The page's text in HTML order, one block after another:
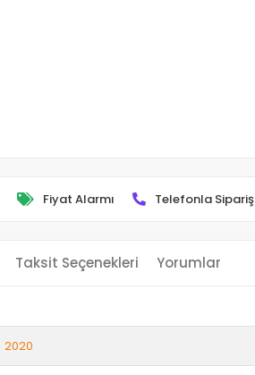
Fiyat Alarmı Telefonla Sipariş
Taksit Seçenekleri Yorumlar
2020